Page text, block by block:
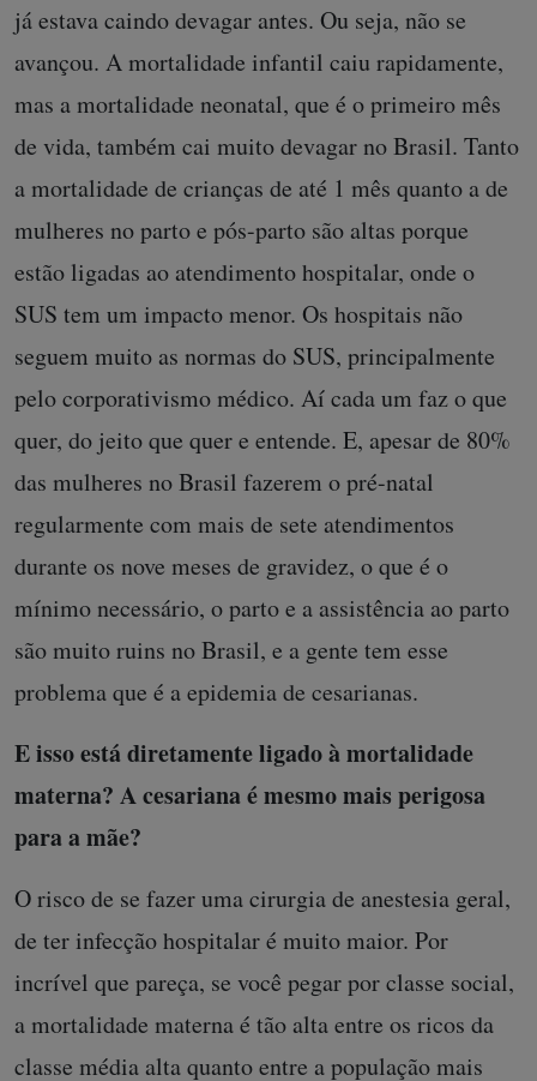
já estava caindo devagar antes. Ou seja, não se
avançou. A mortalidade infantil caiu rapidamente,
mas a mortalidade neonatal, que é o primeiro mês
de vida, também cai muito devagar no Brasil. Tanto
a mortalidade de crianças de até 1 mês quanto a de
mulheres no parto e pós-parto são altas porque
estão ligadas ao atendimento hospitalar, onde o
SUS tem um impacto menor. Os hospitais não
seguem muito as normas do SUS, principalmente
pelo corporativismo médico. Aí cada um faz o que
quer, do jeito que quer e entende. E, apesar de 80%
das mulheres no Brasil fazerem o pré-natal
regularmente com mais de sete atendimentos
durante os nove meses de gravidez, o que é o
mínimo necessário, o parto e a assistência ao parto
são muito ruins no Brasil, e a gente tem esse
problema que é a epidemia de cesarianas.
E isso está diretamente ligado à mortalidade
materna? A cesariana é mesmo mais perigosa
para a mãe?
O risco de se fazer uma cirurgia de anestesia geral,
de ter infecção hospitalar é muito maior. Por
incrível que pareça, se você pegar por classe social,
a mortalidade materna é tão alta entre os ricos da
classe média alta quanto entre a população mais